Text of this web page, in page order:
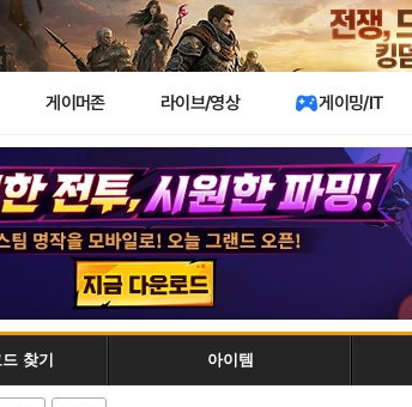
게이머존 라이브/영상 게이밍/IT
찾기 아이템